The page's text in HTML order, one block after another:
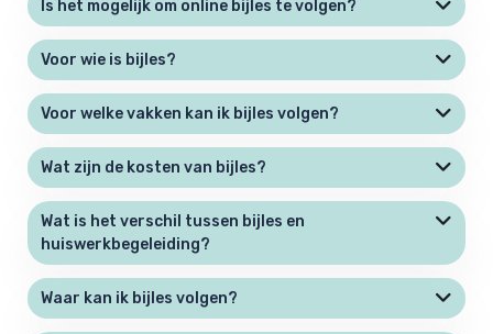
Is het mogelijk om online bijles te volgen?
Voor wie is bijles?
Voor welke vakken kan ik bijles volgen?
Wat zijn de kosten van bijles?
Wat is het verschil tussen bijles en
huiswerkbegeleiding?
Waar kan ik bijles volgen?